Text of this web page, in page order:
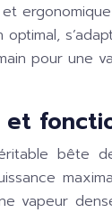
pour une
et
bête
vapeur